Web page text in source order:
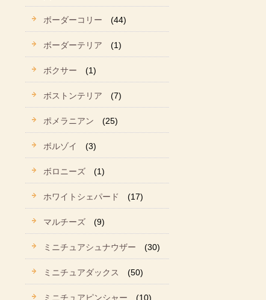
ボーダーコリー (44)
ボーダーテリア (1)
ボクサー (1)
ボストンテリア (7)
ポメラニアン (25)
ボルゾイ (3)
ボロニーズ (1)
ホワイトシェパード (17)
マルチーズ (9)
ミニチュアシュナウザー (30)
ミニチュアダックス (50)
ミニチュアピンシャー (10)